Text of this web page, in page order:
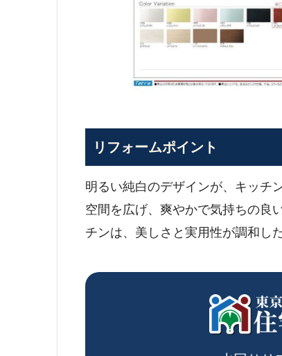
リフォームポイント
明るい純白のデザインが、キッチ
空間を広げ、爽やかで気持ちの良
チンは、美しさと実用性が調和し